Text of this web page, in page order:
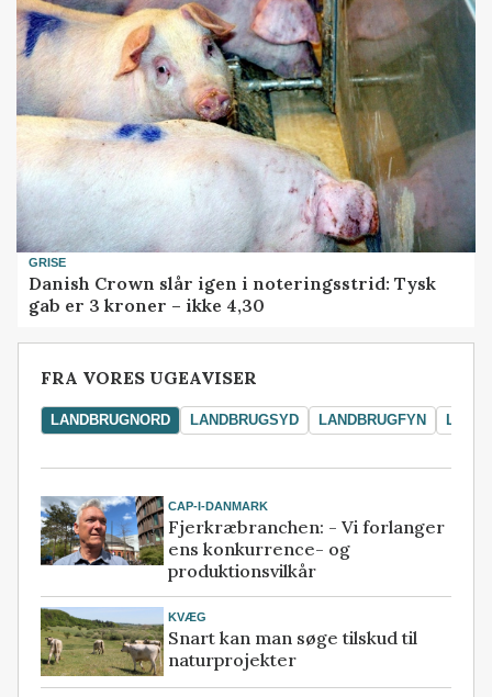
GRISE
Danish Crown slår igen i noteringsstrid: Tysk
gab er 3 kroner – ikke 4,30
FRA VORES UGEAVISER
LANDBRUGNORD LANDBRUGSYD LANDBRUGFYN
CAP-I-DANMARK
Fjerkræbranchen: - Vi forlanger
ens konkurrence- og
produktionsvilkår
KVÆG
Snart kan man søge tilskud til
naturprojekter